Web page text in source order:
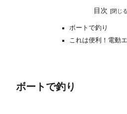
目次
ボートで釣り
これは便利！電動
ボートで釣り